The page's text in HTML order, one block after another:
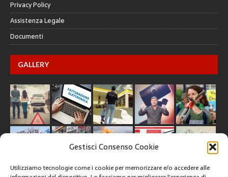
Gestisci Consenso Cookie
Utilizziamo tecnologie come i cookie per memorizzare e/o accedere alle
Privacy Policy
Assistenza Legale
Documenti
GALLERY